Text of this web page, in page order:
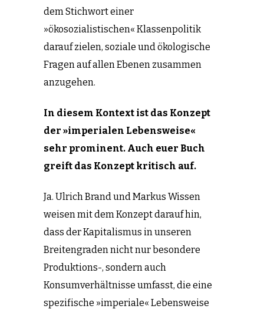
dem Stichwort einer
»ökosozialistischen« Klassenpolitik
darauf zielen, soziale und ökologische
Fragen auf allen Ebenen zusammen
anzugehen.
In diesem Kontext ist das Konzept
der »imperialen Lebensweise«
sehr prominent. Auch euer Buch
greift das Konzept kritisch auf.
Ja. Ulrich Brand und Markus Wissen
weisen mit dem Konzept darauf hin,
dass der Kapitalismus in unseren
Breitengraden nicht nur besondere
Produktions-, sondern auch
Konsumverhältnisse umfasst, die eine
spezifische »imperiale« Lebensweise